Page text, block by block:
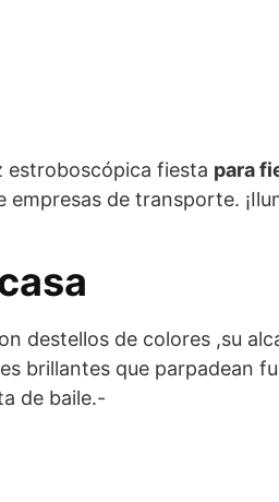
estroboscópica fiesta para
de transporte.
destellos de colores ,su
brillantes que parpadean
de baile.-